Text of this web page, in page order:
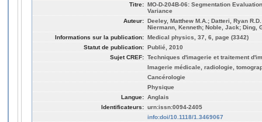
Titre: MO‐D‐204B‐06: Segmentation
Variance
Auteur: Deeley, Matthew M.A.; Datteri, Ryan
Niermann, Kenneth; Noble, Jack; Ding,
Informations sur la publication: Medical physics, 37, 6, page (3342)
Statut de publication: Publié, 2010
Sujet CREF: Techniques d'imagerie et traitement
Imagerie médicale, radiologie,
Cancérologie
Physique
Langue: Anglais
Identificateurs: urn:issn:0094-2405
info:doi/10.1118/1.3469067